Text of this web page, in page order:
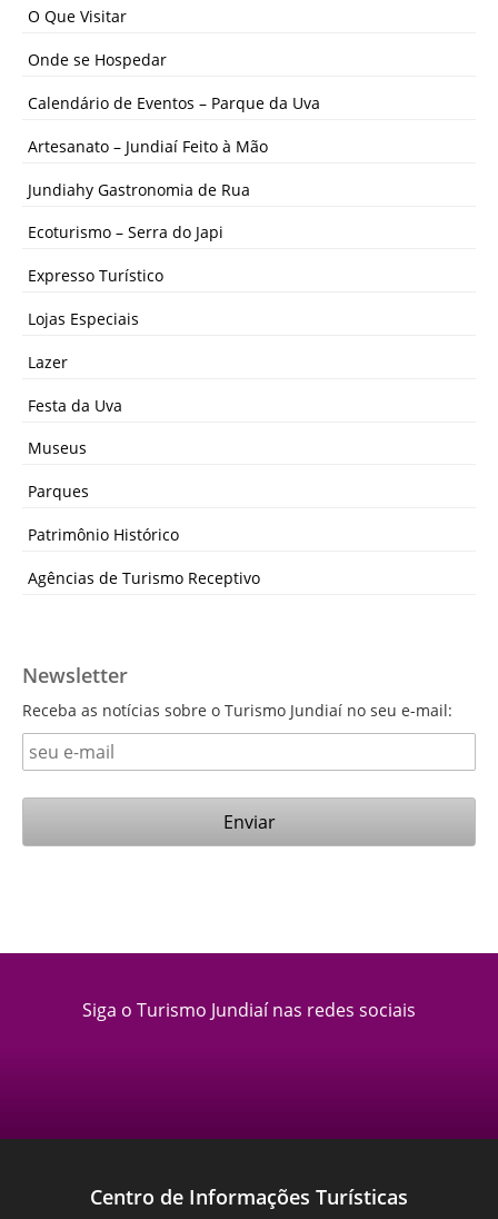
O Que Visitar
Onde se Hospedar
Calendário de Eventos – Parque da Uva
Artesanato – Jundiaí Feito à Mão
Jundiahy Gastronomia de Rua
Ecoturismo – Serra do Japi
Expresso Turístico
Lojas Especiais
Lazer
Festa da Uva
Museus
Parques
Patrimônio Histórico
Agências de Turismo Receptivo
Newsletter
Receba as notícias sobre o Turismo Jundiaí no seu e-mail:
Siga o Turismo Jundiaí nas redes sociais
Centro de Informações Turísticas